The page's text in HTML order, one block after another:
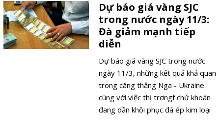
Dự báo giá vàng SJC
trong nước ngày 11/3:
Đà giảm mạnh tiếp
diễn
Dự báo giá vàng SJC trong nước
ngày 11/3, những kết quả khả quan
trong căng thẳng Nga - Ukraine
cùng với việc thị trơngf chứ khoán
đang dần khôi phục đã ép kim loại